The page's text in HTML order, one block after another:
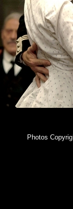
Photos